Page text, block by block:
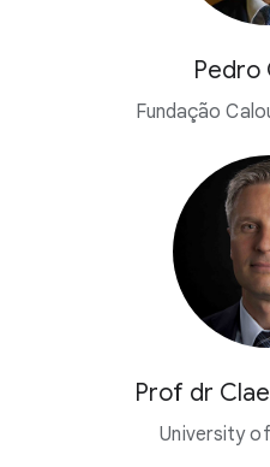
Pedro
Fundação
Prof dr
University